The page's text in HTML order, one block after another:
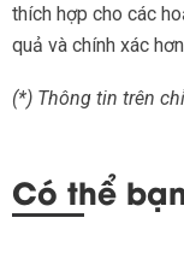
thích hợp cho các
quả và chính xác
(*) Thông tin trên
Có thể